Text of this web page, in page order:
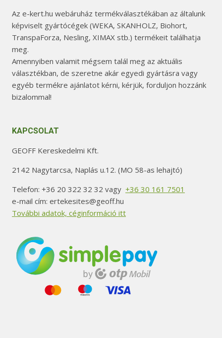
Az e-kert.hu webáruház termékválasztékában az általunk
képviselt gyártócégek (WEKA, SKANHOLZ, Biohort,
TranspaForza, Nesling, XIMAX stb.) termékeit találhatja
meg.
Amennyiben valamit mégsem talál meg az aktuális
választékban, de szeretne akár egyedi gyártásra vagy
egyéb termékre ajánlatot kérni, kérjük, forduljon hozzánk
bizalommal!
KAPCSOLAT
GEOFF Kereskedelmi Kft.
2142 Nagytarcsa, Naplás u.12. (MO 58-as lehajtó)
Telefon: +36 20 322 32 32 vagy +36 30 161 7501
e-mail cím: ertekesites@geoff.hu
További adatok, céginformáció itt